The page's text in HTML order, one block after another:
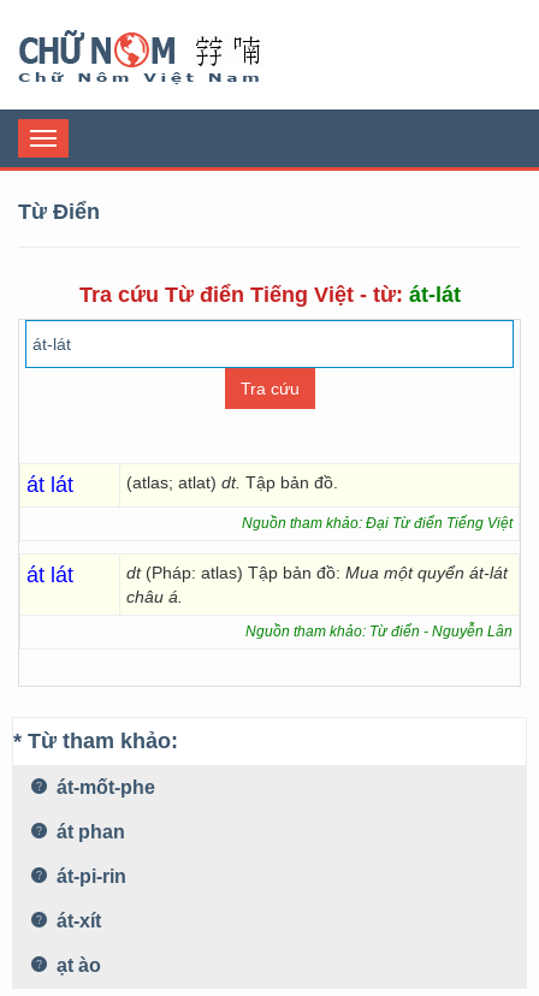
Toggle
navigation
Từ Điển
Tra cứu Từ điển Tiếng Việt - từ: át-lát
át lát (atlas; atlat) dt. Tập bản đồ.
Nguồn tham khảo: Đại Từ điển Tiếng Việt
át lát dt (Pháp: atlas) Tập bản đồ: Mua một quyển át-lát
châu á.
Nguồn tham khảo: Từ điển - Nguyễn Lân
* Từ tham khảo:
át-mốt-phe
át phan
át-pi-rin
át-xít
ạt ào